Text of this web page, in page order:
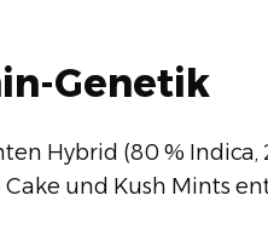
Genetik
Hybrid (80 % Indica,
und Kush Mints